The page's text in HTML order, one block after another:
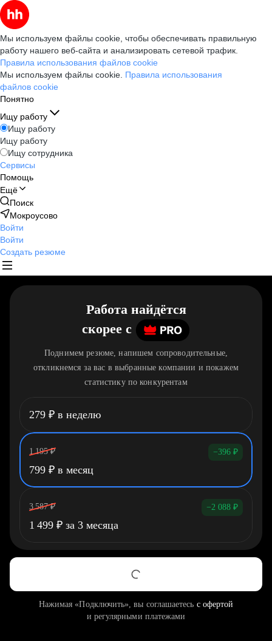
Мы используем файлы cookie, чтобы обеспечивать правильную
работу нашего веб-сайта и анализировать сетевой трафик.
Правила использования файлов cookie
Мы используем файлы cookie. Правила использования
файлов cookie
Понятно
Ищу работу
Ищу работу
Ищу работу
Ищу сотрудника
Сервисы
Помощь
Ещё
Поиск
Мокроусово
Войти
Войти
Создать резюме
Работа найдётся
скорее c
Поднимем резюме, напишем сопроводительные,
откликнемся за вас в выбранные компании и покажем
статистику по конкурентам
279 ₽ в неделю
1 195 ₽ −396 ₽
799 ₽ в месяц
3 587 ₽ −2 088 ₽
1 499 ₽ за 3 месяца
Нажимая «Подключить», вы соглашаетесь с офертой
и регулярными платежами